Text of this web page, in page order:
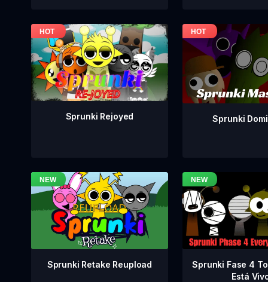
Sprunki Rejoyed Sprunki
Sprunki Retake Reupload
Sprunki Fase 4
Está